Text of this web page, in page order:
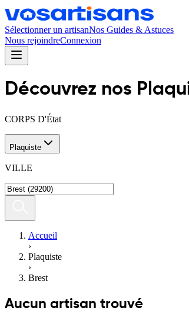
Sélectionner un artisanNos Guides & Astuces
Nous rejoindreConnexion
Découvrez nos
CORPS D'État
Plaquiste
VILLE
Accueil
›
Plaquiste
›
Brest
Aucun artisan trouvé